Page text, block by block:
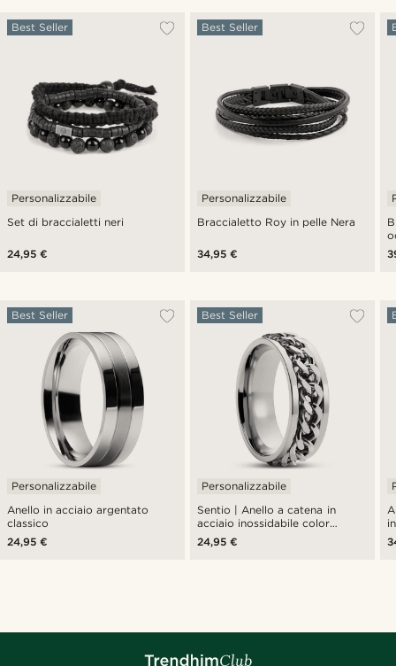
Set di braccialetti neri
Best Seller
Personalizzabile
24,95 €
Braccialetto Roy in pelle Nera
Best Seller
Personalizzabile
34,95 €
Anello in acciaio argentato
classico
Best Seller
Personalizzabile
24,95 €
Sentio | Anello a catena in
acciaio inossidabile color
argento
Best Seller
Personalizzabile
24,95 €